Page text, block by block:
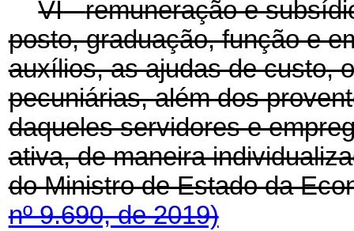
VI -remuneração e
posto, graduação, função e
auxílios, as ajudas de custo,
pecuniárias, além dos
daqueles servidores e
ativa, de maneira
do Ministro de Estado da
nº 9.690, de 2019)